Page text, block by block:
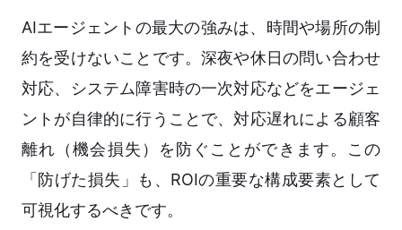
AIエージェントの最大の強みは、時間や場所の制
約を受けないことです。深夜や休日の問い合わせ
対応、システム障害時の一次対応などをエージェ
ントが自律的に行うことで、対応遅れによる顧客
離れ（機会損失）を防ぐことができます。この
「防げた損失」も、ROIの重要な構成要素として
可視化するべきです。